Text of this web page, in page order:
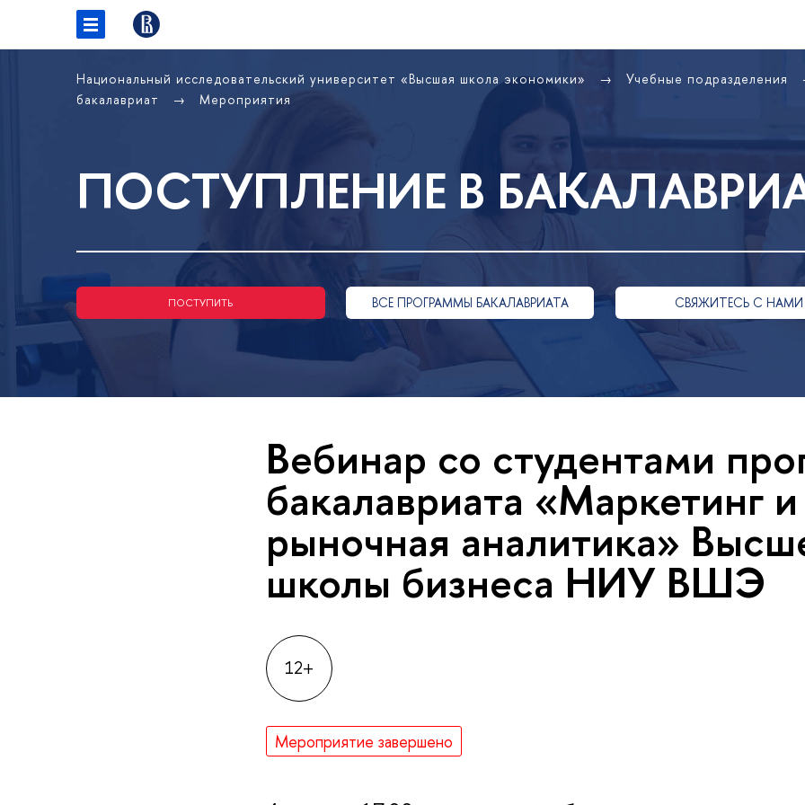
Национальный исследовательский университет «Высшая школа экономики» Учебные подразделения
бакалавриат
Мероприятия
ПОСТУПЛЕНИЕ В
ПОСТУПИТЬ ВСЕ ПРОГРАММЫ БАКАЛАВРИАТА СВЯЖИТЕСЬ С НАМИ
Вебинар со студентами
бакалавриата «Маркетинг и
рыночная аналитика»
школы бизнеса НИУ ВШЭ
12+
Мероприятие завершено